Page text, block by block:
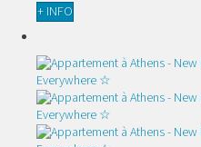
+ INFO